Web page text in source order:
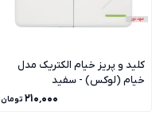
کلید و پریز خیام الکتریک مدل
خیام (لوکس) - سفید
۲۱۰٬۰۰۰ تومان